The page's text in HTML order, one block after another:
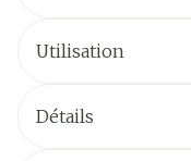
Utilisation
d'administration
Détails